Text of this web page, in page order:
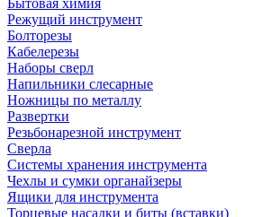
Бытовая химия
Режущий инструмент
Болторезы
Кабелерезы
Наборы сверл
Напильники слесарные
Ножницы по металлу
Развертки
Резьбонарезной инструмент
Сверла
Системы хранения инструмента
Чехлы и сумки органайзеры
Ящики для инструмента
Торцевые насадки и биты (вставки)